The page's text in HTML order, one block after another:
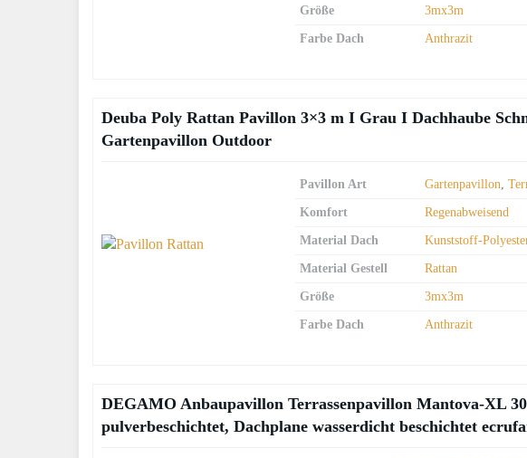
Größe 3mx3m
Farbe Dach Anthrazit
Deuba Poly Rattan Pavillon 3×3 m I Grau I Dachhaube
Gartenpavillon Outdoor
Pavillon Art Gartenpavillon,
Komfort Regenabweisend
Material Dach Kunststoff-
Material Gestell Rattan
Größe 3mx3m
Farbe Dach Anthrazit
DEGAMO Anbaupavillon Terrassenpavillon Mantova-XL
pulverbeschichtet, Dachplane wasserdicht beschichtet